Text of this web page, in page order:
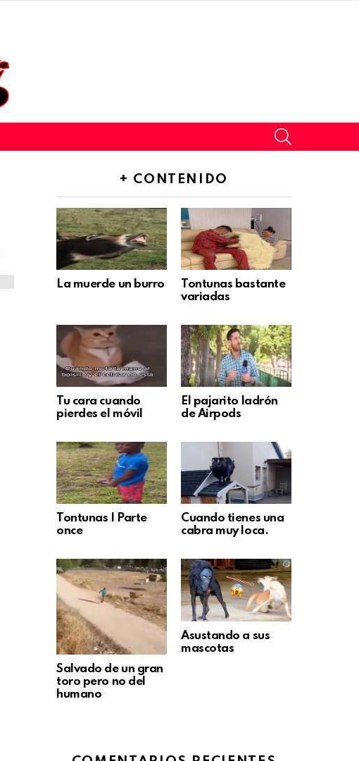
+ CONTENIDO
La muerde un burro
Tontunas bastante
variadas
Tu cara cuando
pierdes el móvil
El pajarito ladrón
de Airpods
Tontunas | Parte
once
Cuando tienes una
cabra muy loca.
Salvado de un gran
toro pero no del
humano
Asustando a sus
mascotas